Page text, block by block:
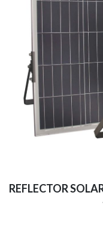
REFLECTOR